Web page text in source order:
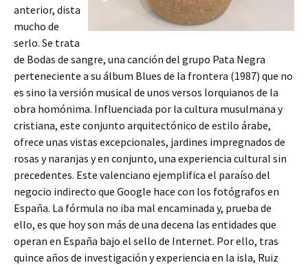
anterior, dista
mucho de
serlo. Se trata
de Bodas de sangre, una canción del grupo Pata Negra
perteneciente a su álbum Blues de la frontera (1987) que no
es sino la versión musical de unos versos lorquianos de la
obra homónima. Influenciada por la cultura musulmana y
cristiana, este conjunto arquitectónico de estilo árabe,
ofrece unas vistas excepcionales, jardines impregnados de
rosas y naranjas y en conjunto, una experiencia cultural sin
precedentes. Este valenciano ejemplifica el paraíso del
negocio indirecto que Google hace con los fotógrafos en
España. La fórmula no iba mal encaminada y, prueba de
ello, es que hoy son más de una decena las entidades que
operan en España bajo el sello de Internet. Por ello, tras
quince años de investigación y experiencia en la isla, Ruiz